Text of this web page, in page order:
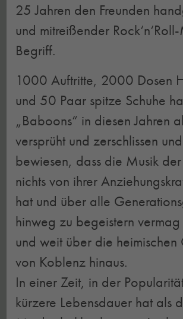
25 Jahren den Freunden
und mitreißender
Begriff.
1000 Auftritte, 2000 Dosen
und 50 Paar spitze Schuhe
„Baboons“ in diesen Jahren
versprüht und zerschlissen
bewiesen, dass die Musik
nichts von ihrer
hat und über alle
hinweg zu begeistern
und weit über die heimischen
von Koblenz hinaus.
In einer Zeit, in der
kürzere Lebensdauer hat als